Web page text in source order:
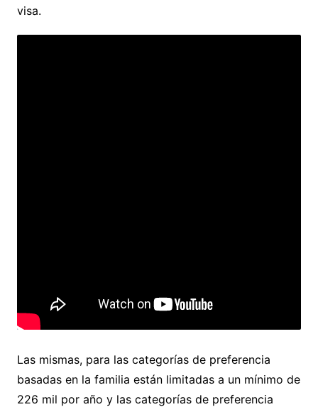
visa.
Las mismas, para las categorías de preferencia
basadas en la familia están limitadas a un mínimo de
226 mil por año y las categorías de preferencia